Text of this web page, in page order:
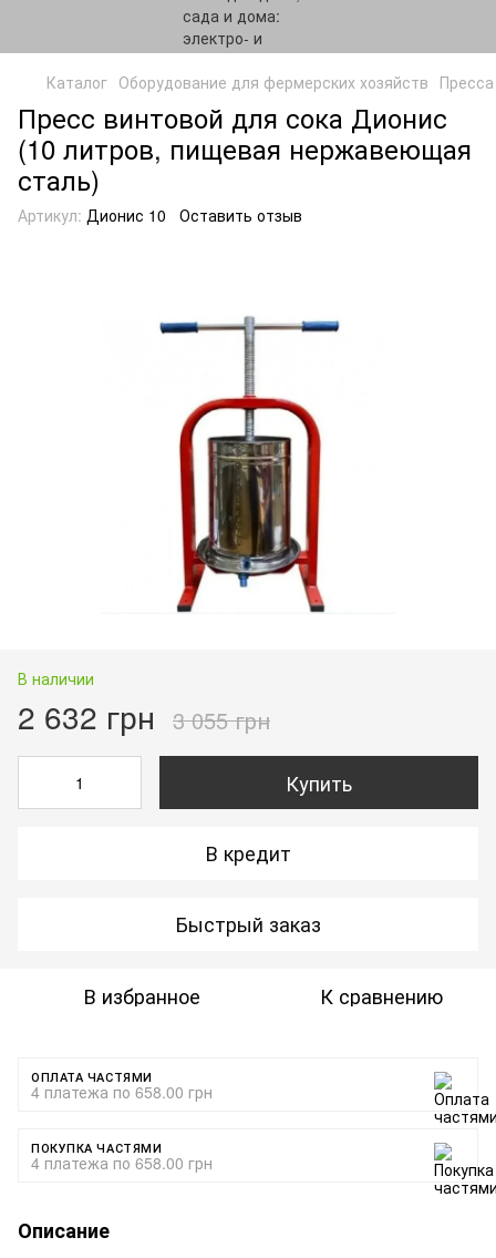
Каталог Оборудование для фермерских хозяйств
Пресс винтовой для сока Дионис
(10 литров, пищевая нержавеющая
сталь)
Артикул: Дионис 10 Оставить отзыв
В наличии
2 632 грн 3 055 грн
Купить
В кредит
Быстрый заказ
В избранное К сравнению
ОПЛАТА ЧАСТЯМИ
4 платежа по 658.00 грн
ПОКУПКА ЧАСТЯМИ
4 платежа по 658.00 грн
Описание